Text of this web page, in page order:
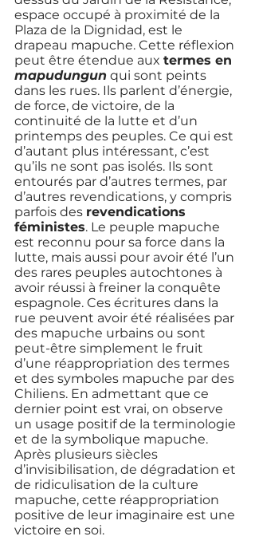
espace occupé à proximité de la
Plaza de la Dignidad, est le
drapeau mapuche. Cette réflexion
peut être étendue aux termes en
mapudungun qui sont peints
dans les rues. Ils parlent d’énergie,
de force, de victoire, de la
continuité de la lutte et d’un
printemps des peuples. Ce qui est
d’autant plus intéressant, c’est
qu’ils ne sont pas isolés. Ils sont
entourés par d’autres termes, par
d’autres revendications, y compris
parfois des revendications
féministes. Le peuple mapuche
est reconnu pour sa force dans la
lutte, mais aussi pour avoir été l’un
des rares peuples autochtones à
avoir réussi à freiner la conquête
espagnole. Ces écritures dans la
rue peuvent avoir été réalisées par
des mapuche urbains ou sont
peut-être simplement le fruit
d’une réappropriation des termes
et des symboles mapuche par des
Chiliens. En admettant que ce
dernier point est vrai, on observe
un usage positif de la terminologie
et de la symbolique mapuche.
Après plusieurs siècles
d’invisibilisation, de dégradation et
de ridiculisation de la culture
mapuche, cette réappropriation
positive de leur imaginaire est une
victoire en soi.